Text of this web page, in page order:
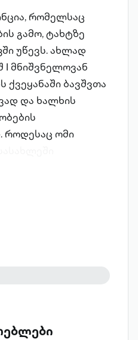
რომელსაც
გამო, ტახტზე
უწევს. ახლად
I მნიშვნელოვან
ბავშვთა
და ხალხის
როდესაც ომი
გადაასახლებენ.